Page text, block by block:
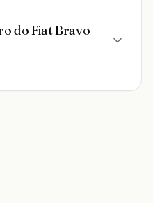
do Fiat Bravo